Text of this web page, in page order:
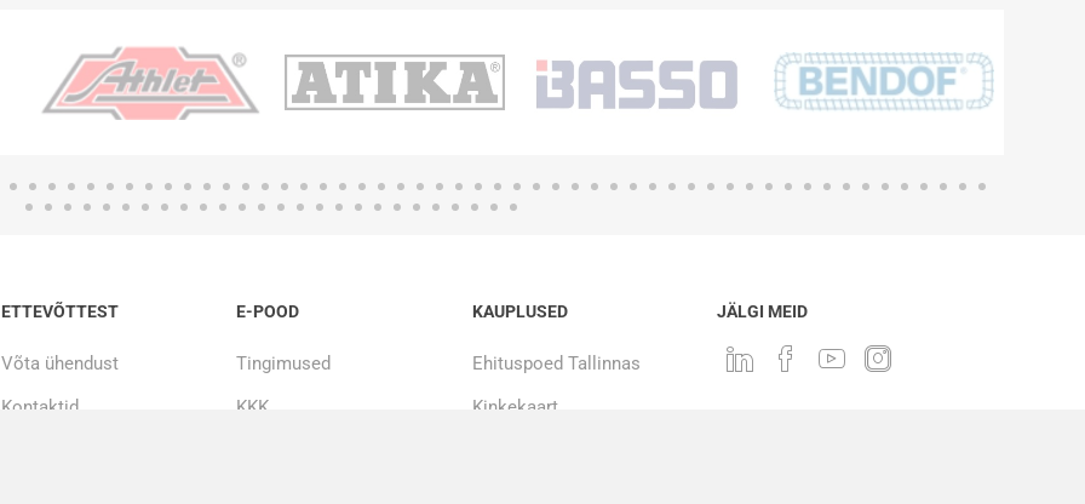
ETTEVÕTTEST
Võta ühendust
Kontaktid
E-POOD
Tingimused
KKK
KAUPLUSED
Ehituspoed Tallinnas
Kinkekaart
JÄLGI MEID